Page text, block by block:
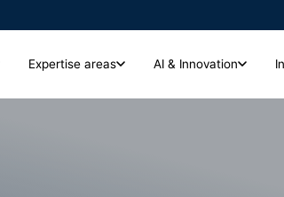
Expertise areas AI & Innovation